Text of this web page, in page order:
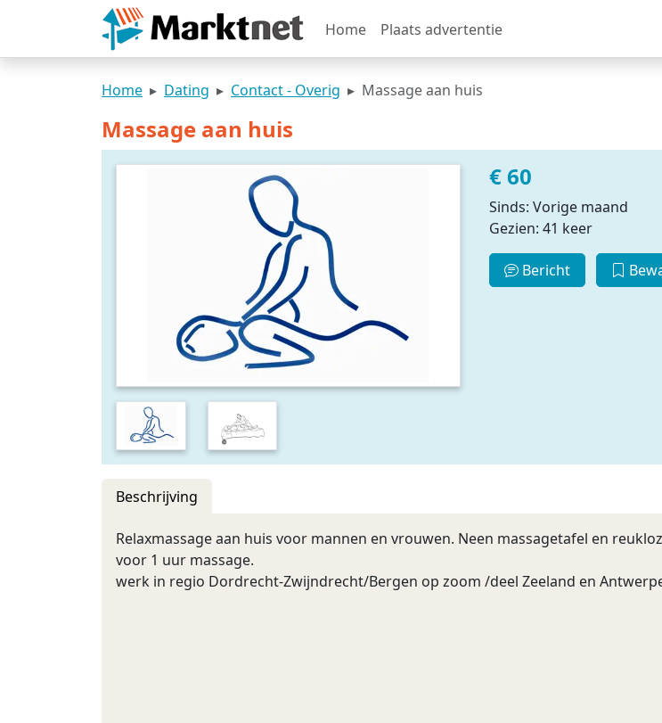
Home Plaats advertentie
Home Dating Contact - Overig Massage aan huis
Massage aan huis
€ 60
Sinds: Vorige maand
Gezien: 41 keer
Bericht
Beschrijving
Relaxmassage aan huis voor mannen en vrouwen. Neen massagetafel en
voor 1 uur massage.
werk in regio Dordrecht-Zwijndrecht/Bergen op zoom /deel Zeeland en